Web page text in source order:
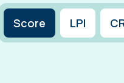
Score LPI